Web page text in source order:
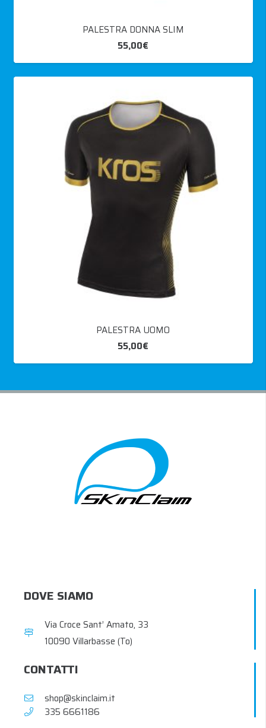
PALESTRA DONNA SLIM
55,00€
PALESTRA UOMO
55,00€
DOVE SIAMO
Via Croce Sant’ Amato, 33
10090 Villarbasse (To)
CONTATTI
shop@skinclaim.it
‭335 6661186‬